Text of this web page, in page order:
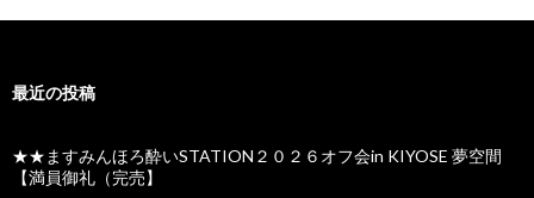
最近の投稿
★★ますみんほろ酔いSTATION２０２６オフ会in KIYOSE 夢空間
【満員御礼（完売】